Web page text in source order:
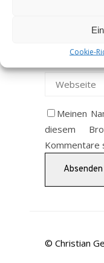
Cookie-
Meinen
diesem
Kommentare
© Christian